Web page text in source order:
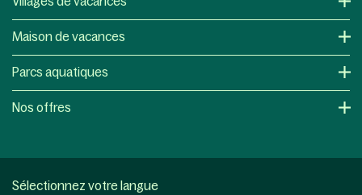
Maison de vacances
Parcs aquatiques
Nos offres
Sélectionnez votre langue